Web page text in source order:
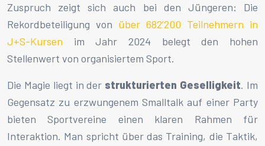
Zuspruch zeigt sich auch bei den Jüngeren: Die
Rekordbeteiligung von über 682’200 Teilnehmern in
J+S-Kursen im Jahr 2024 belegt den hohen
Stellenwert von organisiertem Sport.
Die Magie liegt in der strukturierten Geselligkeit. Im
Gegensatz zu erzwungenem Smalltalk auf einer Party
bieten Sportvereine einen klaren Rahmen für
Interaktion. Man spricht über das Training, die Taktik,